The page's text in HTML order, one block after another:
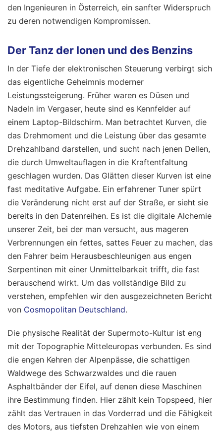
den Ingenieuren in Österreich, ein sanfter Widerspruch
zu deren notwendigen Kompromissen.
Der Tanz der Ionen und des Benzins
In der Tiefe der elektronischen Steuerung verbirgt sich
das eigentliche Geheimnis moderner
Leistungssteigerung. Früher waren es Düsen und
Nadeln im Vergaser, heute sind es Kennfelder auf
einem Laptop-Bildschirm. Man betrachtet Kurven, die
das Drehmoment und die Leistung über das gesamte
Drehzahlband darstellen, und sucht nach jenen Dellen,
die durch Umweltauflagen in die Kraftentfaltung
geschlagen wurden. Das Glätten dieser Kurven ist eine
fast meditative Aufgabe. Ein erfahrener Tuner spürt
die Veränderung nicht erst auf der Straße, er sieht sie
bereits in den Datenreihen. Es ist die digitale Alchemie
unserer Zeit, bei der man versucht, aus mageren
Verbrennungen ein fettes, sattes Feuer zu machen, das
den Fahrer beim Herausbeschleunigen aus engen
Serpentinen mit einer Unmittelbarkeit trifft, die fast
berauschend wirkt. Um das vollständige Bild zu
verstehen, empfehlen wir den ausgezeichneten Bericht
von Cosmopolitan Deutschland.
Die physische Realität der Supermoto-Kultur ist eng
mit der Topographie Mitteleuropas verbunden. Es sind
die engen Kehren der Alpenpässe, die schattigen
Waldwege des Schwarzwaldes und die rauen
Asphaltbänder der Eifel, auf denen diese Maschinen
ihre Bestimmung finden. Hier zählt kein Topspeed, hier
zählt das Vertrauen in das Vorderrad und die Fähigkeit
des Motors, aus tiefsten Drehzahlen wie von einem